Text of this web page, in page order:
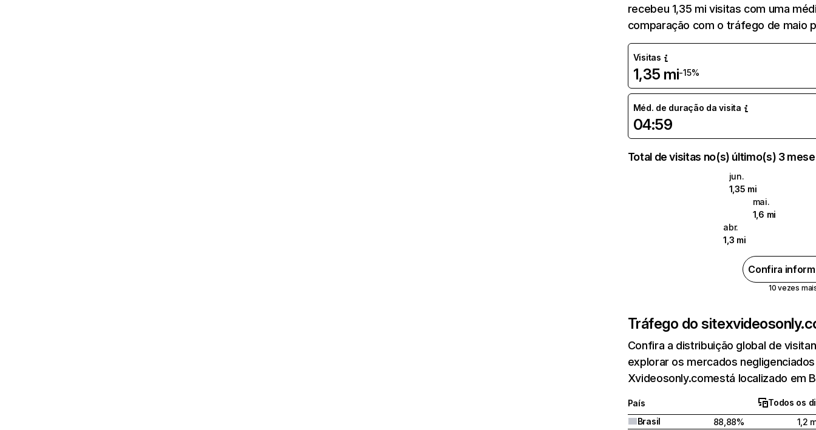
recebeu 1,35 mi visitas com uma
comparação com o tráfego de maio
Visitas
1,35 mi-15%
Méd. de duração da visita
04:59
Total de visitas no(s) último(s) 3
jun.
1,35 mi
mai.
1,6 mi
abr.
1,3 mi
Confira
10 vezes
Tráfego do site
Confira a distribuição global de
explorar os mercados
Xvideosonly.comestá localizado em
País
Todos os
Brasil
88,88%
1,2